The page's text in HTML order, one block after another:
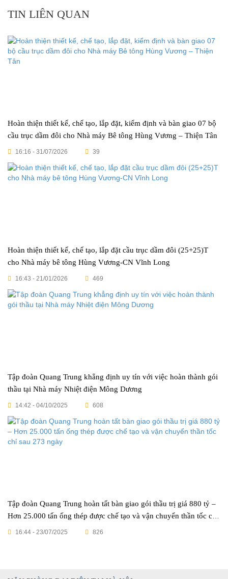
TIN LIÊN QUAN
Hoàn thiện thiết kế, chế tạo, lắp đặt, kiểm định và bàn giao 07 bộ
cầu trục dầm đôi cho Nhà máy Bê tông Hùng Vương – Thiện Tân
16:16 - 31/07/2026 39
Hoàn thiện thiết kế, chế tạo, lắp đặt cầu trục dầm đôi (25+25)T
cho Nhà máy bê tông Hùng Vương-CN Vĩnh Long
16:43 - 21/01/2026 469
Tập đoàn Quang Trung khẳng định uy tín với việc hoàn thành gói
thầu tại Nhà máy Nhiệt điện Mông Dương
14:42 - 04/10/2025 608
Tập đoàn Quang Trung hoàn tất bàn giao gói thầu trị giá 880 tỷ –
Hơn 25.000 tấn ống thép được chế tạo và vận chuyển thần tốc chỉ
sau 273 ngày
16:44 - 23/07/2025 826